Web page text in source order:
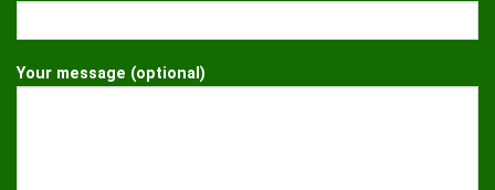
Your message (optional)